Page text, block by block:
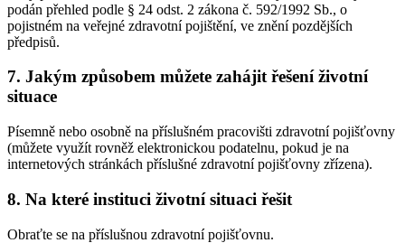
podán přehled podle § 24 odst. 2 zákona č. 592/1992 Sb., o
pojistném na veřejné zdravotní pojištění, ve znění pozdějších
předpisů.
7. Jakým způsobem můžete zahájit řešení životní
situace
Písemně nebo osobně na příslušném pracovišti zdravotní pojišťovny
(můžete využít rovněž elektronickou podatelnu, pokud je na
internetových stránkách příslušné zdravotní pojišťovny zřízena).
8. Na které instituci životní situaci řešit
Obraťte se na příslušnou zdravotní pojišťovnu.